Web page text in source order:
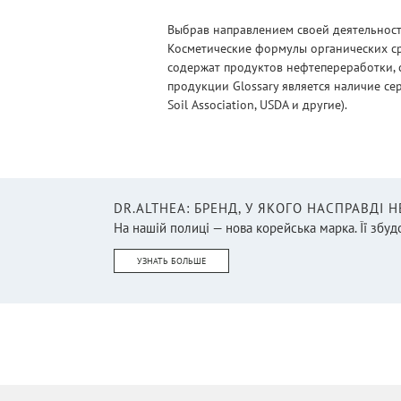
Крем для мужчин
Крем для тела/Гель для тела
Лубриканты(11)
Масло для бороды(1)
Масло для волос
Выбрав направлением своей
Косметические формулы органических
содержат продуктов
продукции Glossary является наличие
Soil Association, USDA и другие).
DR.ALTHEA: БРЕНД, У ЯКОГО НАСПРАВДІ
На нашій полиці — нова корейська марка. Її
УЗНАТЬ БОЛЬШЕ